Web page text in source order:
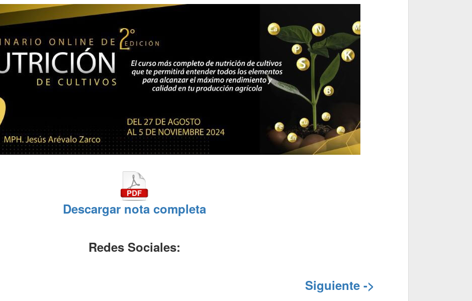
Descargar nota completa
Redes Sociales:
Siguiente ->